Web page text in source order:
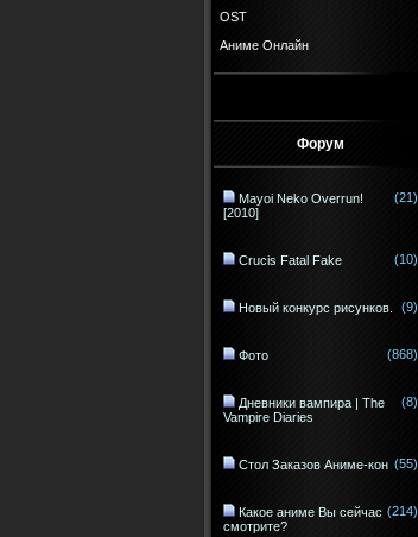
OST
Аниме Онлайн
Форум
Mayoi Neko Overrun!
[2010]
(21)
Crucis Fatal Fake (10)
Новый конкурс рисунков. (9)
Фото (868)
Дневники вампира | The
Vampire Diaries
(8)
Стол Заказов Аниме-кон (55)
Какое аниме Вы сейчас
смотрите?
(214)